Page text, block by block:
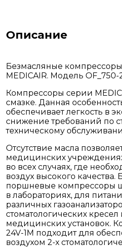
Описание
Безмасляные
MEDICAIR. Модель OF_750-
Компрессоры серии
смазке. Данная
обеспечивает легкость в
снижение требований по
техническому
Отсутствие масла
медицинских
во всех случаях, где
воздух высокого качества.
поршневые компрессоры
в лабораториях, для
различных
стоматологических кресел
медицинских установок.
24V-1M подходит для
воздухом 2-х